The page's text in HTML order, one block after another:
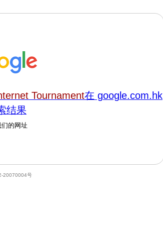
Tournament在 google.com.hk
结果
的网址
20070004号